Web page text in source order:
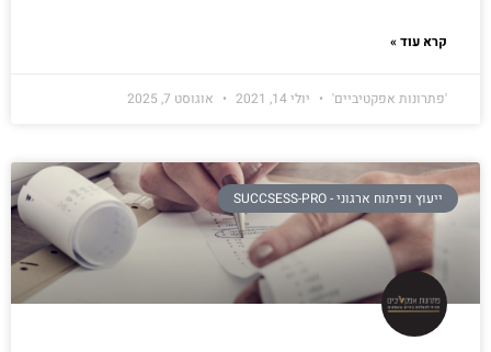
קרא עוד »
'פתרונות אפקטיביים' יולי 14, 2021 אוגוסט 7, 2025
ייעוץ ופיתוח ארגוני - SUCCSESS-PRO